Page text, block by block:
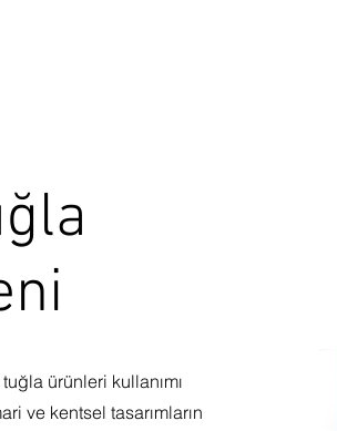
ürünleri kullanımı
ve kentsel tasarımların